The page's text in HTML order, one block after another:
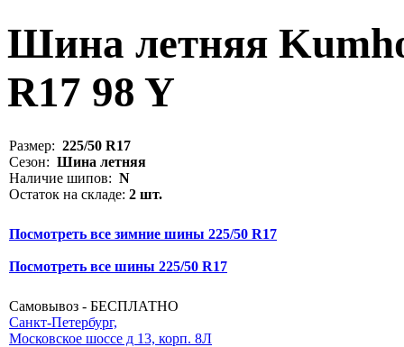
Шина летняя
R17 98 Y
Размер: 225/50 R17
Сезон: Шина летняя
Наличие шипов: N
Остаток на складе: 2 шт.
Посмотреть все зимние шины 225/50 R17
Посмотреть все шины 225/50 R17
Самовывоз - БЕСПЛАТНО
Санкт-Петербург,
Московское шоссе д 13, корп. 8Л